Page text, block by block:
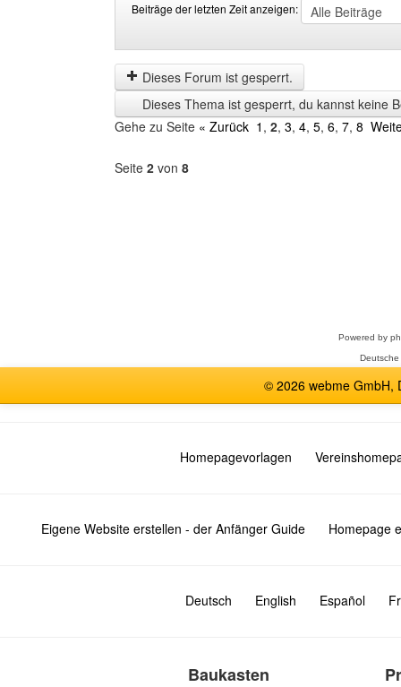
Beiträge der letzten Zeit anzeigen:
der
letzten
Zeit
anzeigen
by
Dieses Forum ist gesperrt.
Dieses Thema ist gesperrt, du kannst keine
Gehe zu Seite « Zurück 1 , 2, 3, 4, 5, 6, 7, 8
Seite 2 von 8
Powered by
© 2026 webme GmbH,
Homepagevorlagen
Eigene Website erstellen - der Anfänger Guide Homepage
Deutsch English Español
Baukasten